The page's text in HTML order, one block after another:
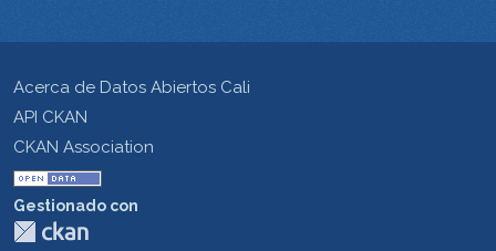
Acerca de Datos Abiertos Cali
API CKAN
CKAN Association
Gestionado con